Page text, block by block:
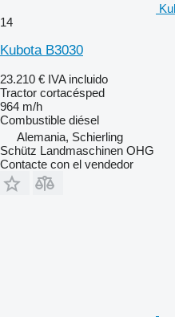
14
Kubota B3030
23.210 € IVA incluido
Tractor cortacésped
964 m/h
Combustible diésel
Alemania, Schierling
Schütz Landmaschinen OHG
Contacte con el vendedor